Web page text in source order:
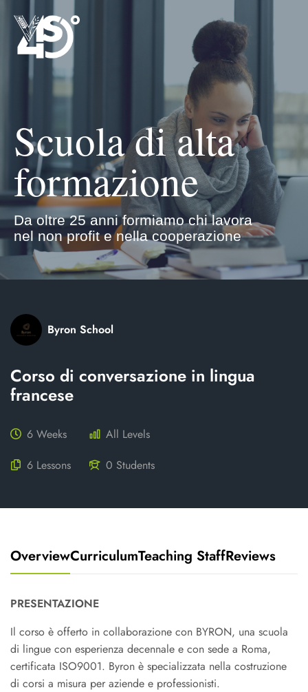
Scuola di alta
formazione
Da oltre 25 anni formiamo chi lavora
nel non profit e nella cooperazione
Byron School
Corso di conversazione in lingua
francese
6 Weeks
All Levels
6 Lessons
0 Students
OverviewCurriculumTeaching StaffReviews
PRESENTAZIONE
Il corso è offerto in collaborazione con BYRON, una scuola
di lingue con esperienza decennale e con sede a Roma,
certificata ISO9001. Byron è specializzata nella costruzione
di corsi a misura per aziende e professionisti.